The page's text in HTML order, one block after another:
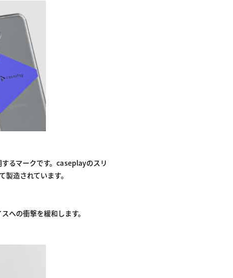
るマークです。caseplayのスリ
造されています。
への衝撃を緩和します。